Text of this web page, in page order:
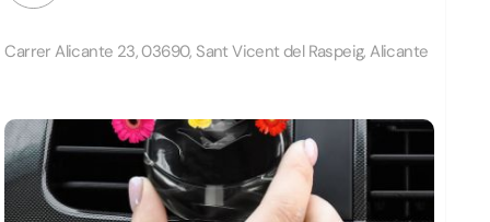
Carrer Alicante 23, 03690, Sant Vicent del Raspeig, Alicante